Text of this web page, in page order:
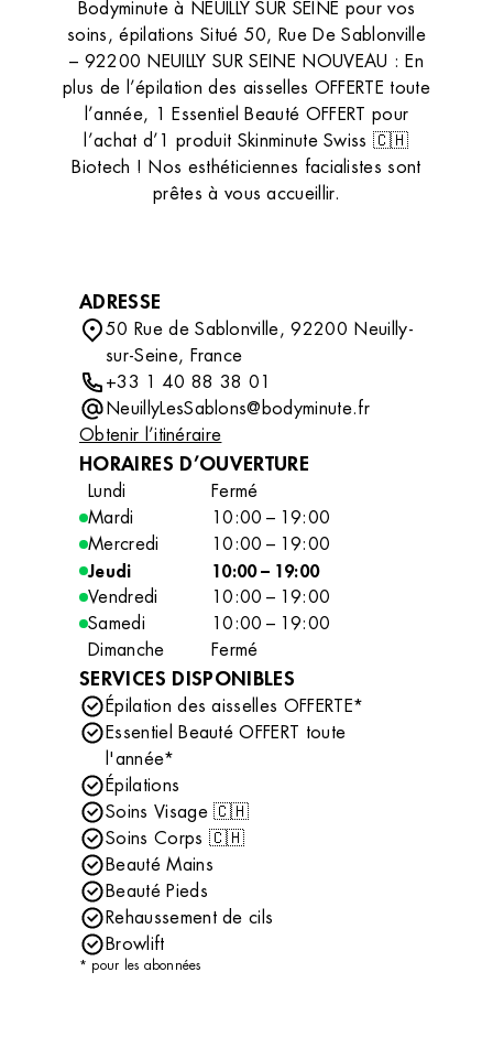
Bodyminute à NEUILLY SUR SEINE pour vos
soins, épilations Situé 50, Rue De Sablonville
– 92200 NEUILLY SUR SEINE NOUVEAU : En
plus de l’épilation des aisselles OFFERTE toute
l’année, 1 Essentiel Beauté OFFERT pour
l’achat d’1 produit Skinminute Swiss 🇨🇭
Biotech ! Nos esthéticiennes facialistes sont
prêtes à vous accueillir.
ADRESSE
50 Rue de Sablonville, 92200 Neuilly-
sur-Seine, France
+33 1 40 88 38 01
NeuillyLesSablons@bodyminute.fr
Obtenir l’itinéraire
HORAIRES D’OUVERTURE
Lundi
Fermé
Mardi
10:00 – 19:00
Mercredi
10:00 – 19:00
Jeudi
10:00 – 19:00
Vendredi
10:00 – 19:00
Samedi
10:00 – 19:00
Dimanche
Fermé
SERVICES DISPONIBLES
Épilation des aisselles OFFERTE*
Essentiel Beauté OFFERT toute
l'année*
Épilations
Soins Visage 🇨🇭
Soins Corps 🇨🇭
Beauté Mains
Beauté Pieds
Rehaussement de cils
Browlift
* pour les abonnées